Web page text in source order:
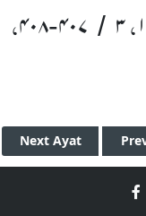
،۳ / ۴۰۷-۴۰۸،
Next Ayat